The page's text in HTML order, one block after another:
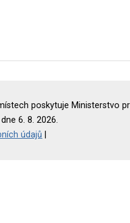
poskytuje Ministerstvo
6. 8. 2026.
údajů